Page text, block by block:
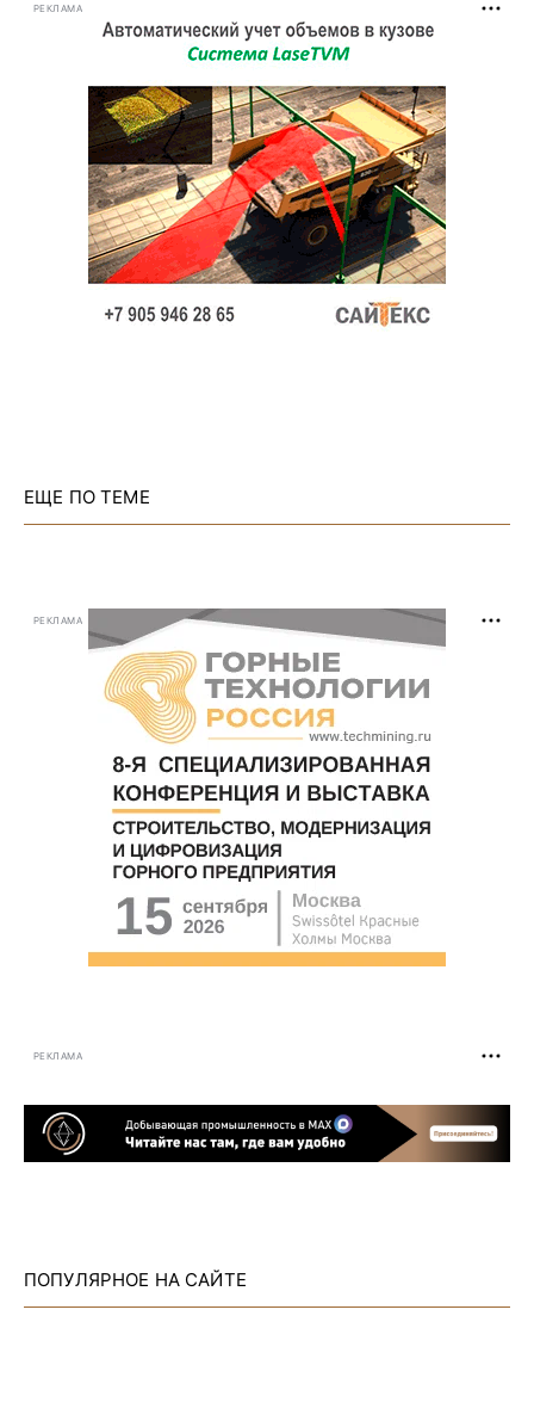
РЕКЛАМА
ЕЩЕ ПО ТЕМЕ
РЕКЛАМА
РЕКЛАМА
ПОПУЛЯРНОЕ НА САЙТЕ